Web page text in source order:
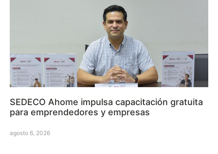
SEDECO Ahome impulsa capacitación gratuita
para emprendedores y empresas
agosto 6, 2026